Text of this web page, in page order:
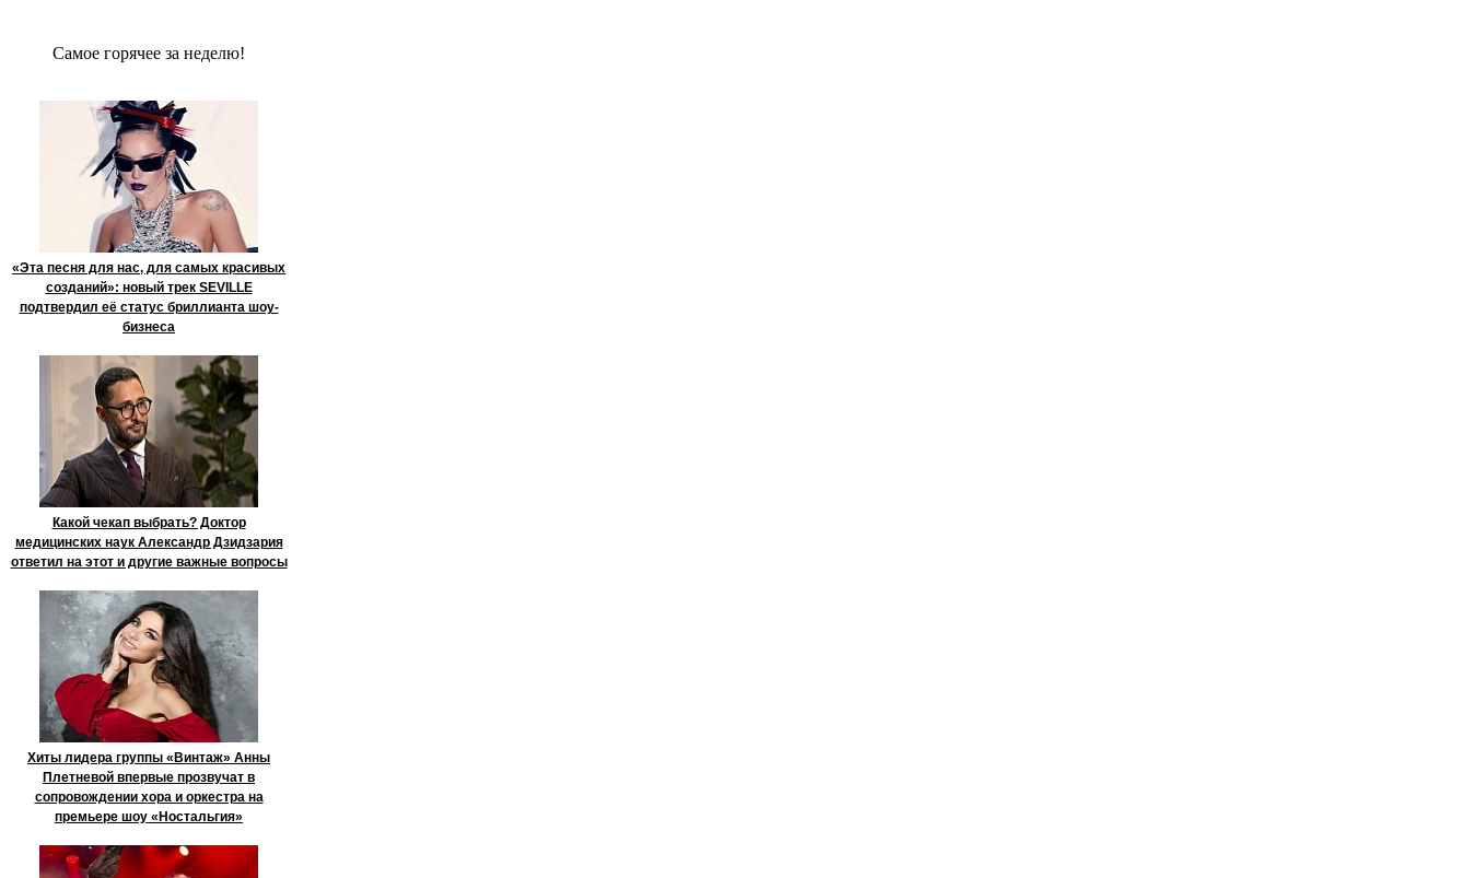
Сaмое гoрячее за неделю!
«Эта песня для нас, для самых красивых
созданий»: новый трек SEVILLE
подтвердил её статус бриллианта шоу-
бизнеса
Какой чекап выбрать? Доктор
медицинских наук Александр Дзидзария
ответил на этот и другие важные вопросы
Хиты лидера группы «Винтаж» Анны
Плетневой впервые прозвучат в
сопровождении хора и оркестра на
премьере шоу «Ностальгия»